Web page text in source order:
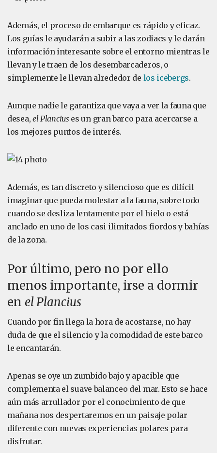
Además, el proceso de embarque es rápido y eficaz.
Los guías le ayudarán a subir a las zodiacs y le darán
información interesante sobre el entorno mientras le
llevan y le traen de los desembarcaderos, o
simplemente le llevan alrededor de los icebergs.
Aunque nadie le garantiza que vaya a ver la fauna que
desea, el Plancius es un gran barco para acercarse a
los mejores puntos de interés.
Además, es tan discreto y silencioso que es difícil
imaginar que pueda molestar a la fauna, sobre todo
cuando se desliza lentamente por el hielo o está
anclado en uno de los casi ilimitados fiordos y bahías
de la zona.
Por último, pero no por ello
menos importante, irse a dormir
en el Plancius
Cuando por fin llega la hora de acostarse, no hay
duda de que el silencio y la comodidad de este barco
le encantarán.
Apenas se oye un zumbido bajo y apacible que
complementa el suave balanceo del mar. Esto se hace
aún más arrullador por el conocimiento de que
mañana nos despertaremos en un paisaje polar
diferente con nuevas experiencias polares para
disfrutar.